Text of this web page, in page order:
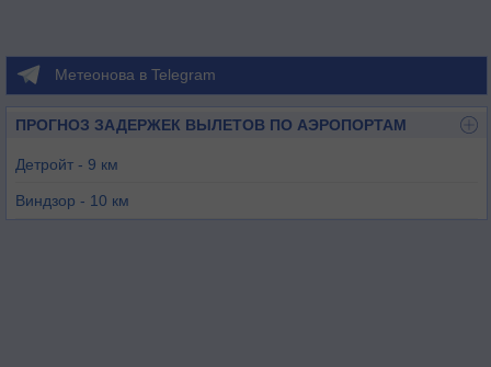
Метеонова в Telegram
ПРОГНОЗ ЗАДЕРЖЕК ВЫЛЕТОВ ПО АЭРОПОРТАМ
Детройт - 9 км
Виндзор - 10 км